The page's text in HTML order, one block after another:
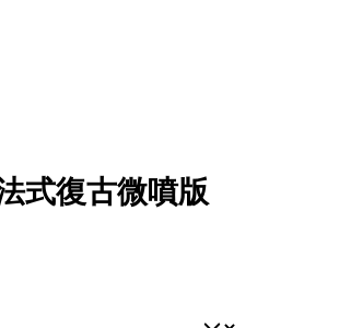
式復古微噴版